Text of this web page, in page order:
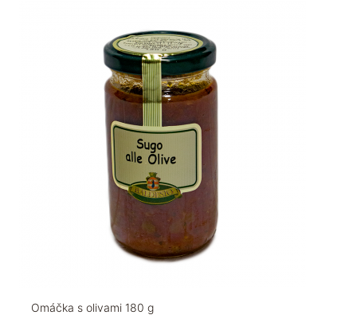
Omáčka s olivami 180 g